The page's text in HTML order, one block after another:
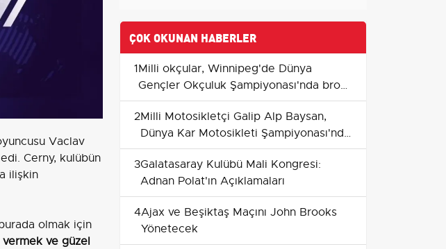
Vaclav
Cerny, kulübün
ilişkin
olmak için
ve güzel
ÇOK OKUNAN HABERLER
1Milli okçular, Winnipeg'de Dünya
Gençler Okçuluk Şampiyonası'nda bronz
madalya kazandı
2Milli Motosikletçi Galip Alp Baysan,
Dünya Kar Motosikleti Şampiyonası'nda
Tarih Yazıyor
3Galatasaray Kulübü Mali Kongresi:
Adnan Polat'ın Açıklamaları
4Ajax ve Beşiktaş Maçını John Brooks
Yönetecek